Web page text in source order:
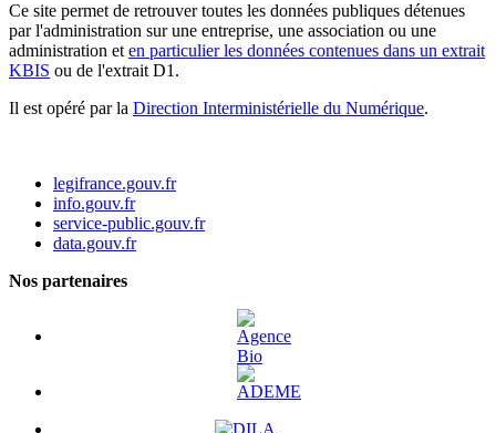
Ce site permet de retrouver toutes les données publiques détenues
par l'administration sur une entreprise, une association ou une
administration et en particulier les données contenues dans un extrait
KBIS ou de l'extrait D1.
Il est opéré par la Direction Interministérielle du Numérique.
legifrance.gouv.fr
info.gouv.fr
service-public.gouv.fr
data.gouv.fr
Nos partenaires